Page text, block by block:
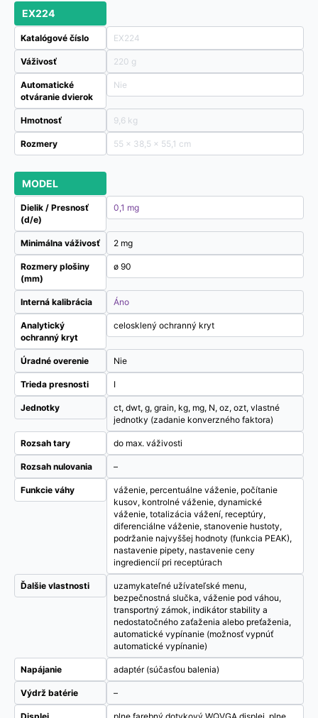
EX224
Katalógové číslo EX224
Váživosť 220 g
Automatické
otváranie dvierok
Nie
Hmotnosť 9,6 kg
Rozmery 55 × 38,5 × 55,1 cm
MODEL
Dielik / Presnosť
(d/e)
0,1 mg
Minimálna váživosť 2 mg
Rozmery plošiny
(mm)
ø 90
Interná kalibrácia Áno
Analytický
ochranný kryt
celosklený ochranný kryt
Úradné overenie Nie
Trieda presnosti I
Jednotky
ct, dwt, g, grain, kg, mg, N, oz, ozt, vlastné
jednotky (zadanie konverzného faktora)
Rozsah tary do max. váživosti
Rozsah nulovania –
Funkcie váhy
váženie, percentuálne váženie, počítanie
kusov, kontrolné váženie, dynamické
váženie, totalizácia vážení, receptúry,
diferenciálne váženie, stanovenie hustoty,
podržanie najvyššej hodnoty (funkcia PEAK),
nastavenie pipety, nastavenie ceny
ingrediencií pri receptúrach
Ďalšie vlastnosti
uzamykateľné užívateľské menu,
bezpečnostná slučka, váženie pod váhou,
transportný zámok, indikátor stability a
nedostatočného zaťaženia alebo preťaženia,
automatické vypínanie (možnosť vypnúť
automatické vypínanie)
Napájanie adaptér (súčasťou balenia)
Výdrž batérie –